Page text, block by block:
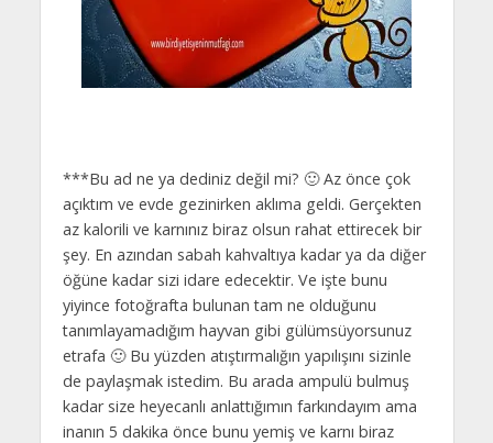
***Bu ad ne ya dediniz değil mi? 🙂 Az önce çok
açıktım ve evde gezinirken aklıma geldi. Gerçekten
az kalorili ve karnınız biraz olsun rahat ettirecek bir
şey. En azından sabah kahvaltıya kadar ya da diğer
öğüne kadar sizi idare edecektir. Ve işte bunu
yiyince fotoğrafta bulunan tam ne olduğunu
tanımlayamadığım hayvan gibi gülümsüyorsunuz
etrafa 🙂 Bu yüzden atıştırmalığın yapılışını sizinle
de paylaşmak istedim. Bu arada ampulü bulmuş
kadar size heyecanlı anlattığımın farkındayım ama
inanın 5 dakika önce bunu yemiş ve karnı biraz